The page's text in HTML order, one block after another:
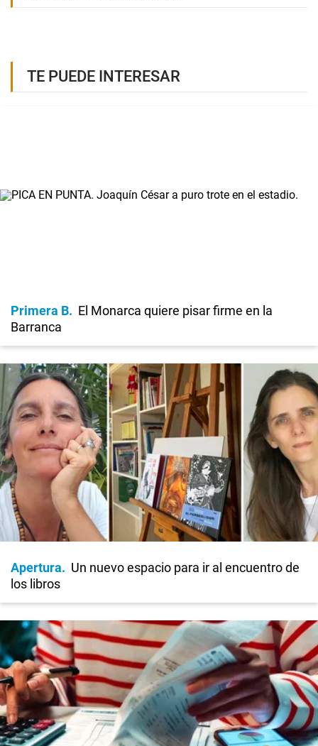
TE PUEDE INTERESAR
Primera B
El Monarca quiere pisar firme en la
Barranca
Apertura
Un nuevo espacio para ir al encuentro de
los libros